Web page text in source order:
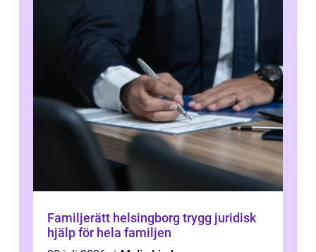
Familjerätt helsingborg trygg juridisk
hjälp för hela familjen